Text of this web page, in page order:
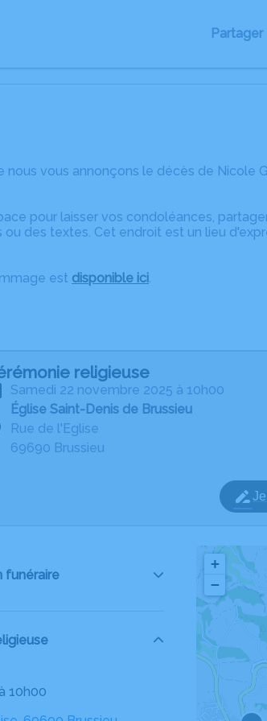
Partager
nous vous annonçons le décès de Nicole
pour laisser vos condoléances,
des textes. Cet endroit est un lieu
est disponible ici.
religieuse
samedi 22 novembre 2025 à 10h00
Église Saint-Denis de Brussieu
Rue de l'Eglise
69690 Brussieu
funéraire
10h00
+
−